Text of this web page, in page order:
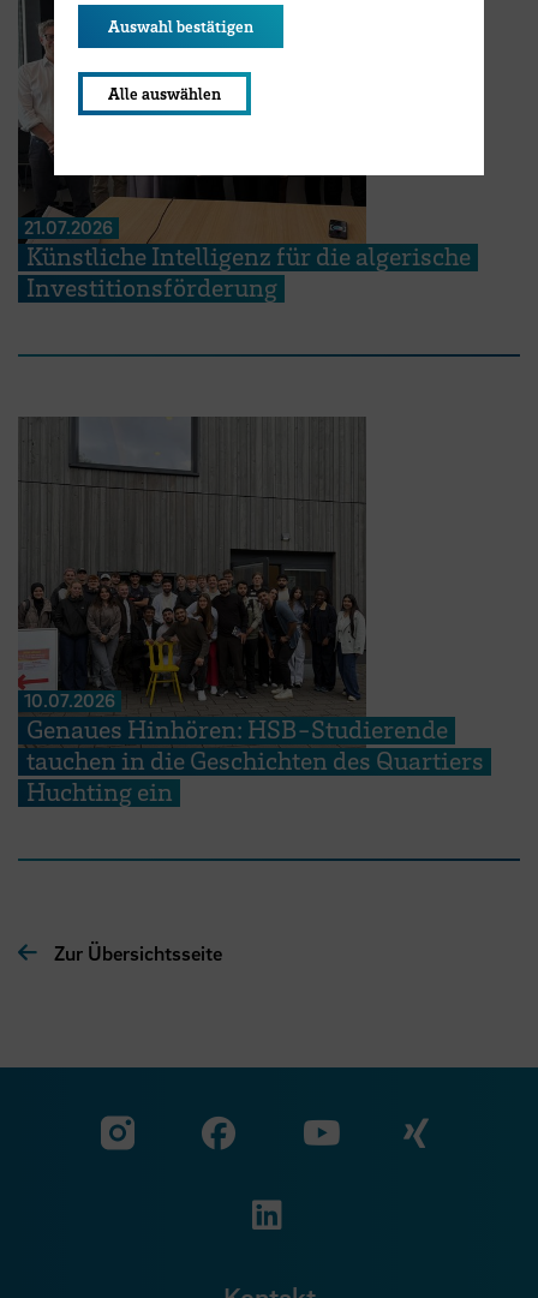
21.07.2026
Künstliche Intelligenz für die algerische
Investitionsförderung
10.07.2026
Genaues Hinhören: HSB-Studierende
tauchen in die Geschichten des Quartiers
Huchting ein
Zur Übersichtsseite
Zu unserer Facebook
Zu
Zu unserer
Auswahl bestätigen
Alle auswählen